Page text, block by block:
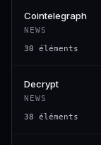
Cointelegraph
NEWS
30 éléments
Decrypt
NEWS
38 éléments